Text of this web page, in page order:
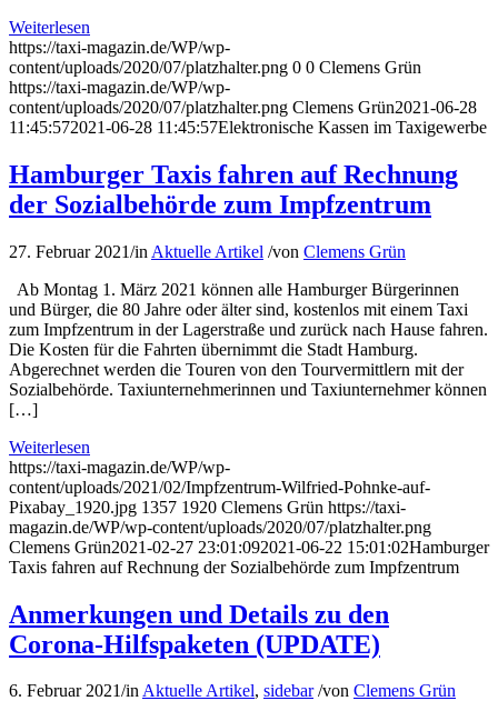
Weiterlesen
https://taxi-magazin.de/WP/wp-
content/uploads/2020/07/platzhalter.png 0 0 Clemens Grün
https://taxi-magazin.de/WP/wp-
content/uploads/2020/07/platzhalter.png Clemens Grün2021-06-28
11:45:572021-06-28 11:45:57Elektronische Kassen im Taxigewerbe
Hamburger Taxis fahren auf Rechnung
der Sozialbehörde zum Impfzentrum
27. Februar 2021/in Aktuelle Artikel /von Clemens Grün
Ab Montag 1. März 2021 können alle Hamburger Bürgerinnen
und Bürger, die 80 Jahre oder älter sind, kostenlos mit einem Taxi
zum Impfzentrum in der Lagerstraße und zurück nach Hause fahren.
Die Kosten für die Fahrten übernimmt die Stadt Hamburg.
Abgerechnet werden die Touren von den Tourvermittlern mit der
Sozialbehörde. Taxiunternehmerinnen und Taxiunternehmer können
[…]
Weiterlesen
https://taxi-magazin.de/WP/wp-
content/uploads/2021/02/Impfzentrum-Wilfried-Pohnke-auf-
Pixabay_1920.jpg 1357 1920 Clemens Grün https://taxi-
magazin.de/WP/wp-content/uploads/2020/07/platzhalter.png
Clemens Grün2021-02-27 23:01:092021-06-22 15:01:02Hamburger
Taxis fahren auf Rechnung der Sozialbehörde zum Impfzentrum
Anmerkungen und Details zu den
Corona-Hilfspaketen (UPDATE)
6. Februar 2021/inAktuelle Artikel, sidebar /von Clemens Grün